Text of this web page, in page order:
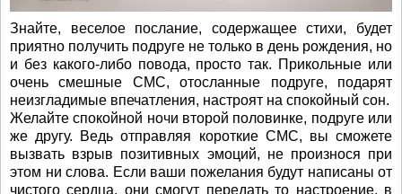
Знайте, веселое послание, содержащее стихи, будет
приятно получить подруге не только в день рождения, но
и без какого-либо повода, просто так. Прикольные или
очень смешные СМС, отосланные подруге, подарят
неизгладимые впечатления, настроят на спокойный сон.
Желайте спокойной ночи второй половинке, подруге или
же другу. Ведь отправляя короткие СМС, вы сможете
вызвать взрыв позитивных эмоций, не произнося при
этом ни слова. Если ваши пожелания будут написаны от
чистого сердца, они смогут передать то настроение, в